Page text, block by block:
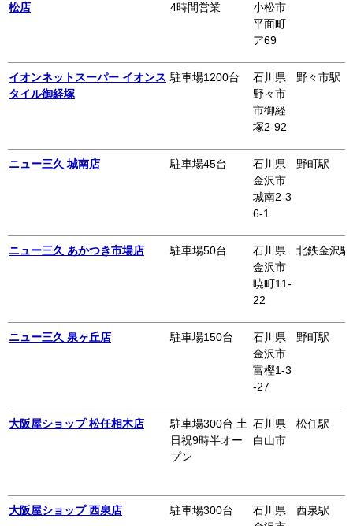
松店
4時間営業
小松市
平面町
ア69
イオンネットスーパー イオンス
タイル御経塚
駐車場1200台
石川県
野々市
市御経
塚2-92
野々市駅
ニュー三久 城南店 駐車場45台
石川県
金沢市
城南2-3
6-1
野町駅
ニュー三久 あかつき市場店 駐車場50台
石川県
金沢市
暁町11-
22
北鉄金沢駅
ニュー三久 泉ヶ丘店 駐車場150台
石川県
金沢市
富樫1-3
-27
野町駅
大阪屋ショップ 松任相木店
駐車場300台 土
日祝9時半オー
プン
石川県
白山市
松任駅
大阪屋ショップ 西泉店 駐車場300台
石川県
西泉駅